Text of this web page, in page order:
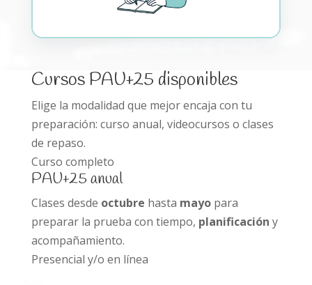
Cursos PAU+25 disponibles
Elige la modalidad que mejor encaja con tu
preparación: curso anual, videocursos o clases
de repaso.
Curso completo
PAU+25 anual
Clases desde octubre hasta mayopara
preparar la prueba con tiempo, planificación y
acompañamiento.
Presencial y/o en línea